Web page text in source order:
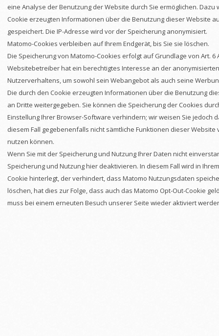
eine Analyse der Benutzung der Website durch Sie ermöglichen.
Cookie erzeugten Informationen über die Benutzung dieser Website
gespeichert. Die IP-Adresse wird vor der Speicherung anonymisiert.
Matomo-Cookies verbleiben auf Ihrem Endgerät, bis Sie sie löschen.
Die Speicherung von Matomo-Cookies erfolgt auf Grundlage von Art. 6
Websitebetreiber hat ein berechtigtes Interesse an der
Nutzerverhaltens, um sowohl sein Webangebot als auch seine
Die durch den Cookie erzeugten Informationen über die Benutzung
an Dritte weitergegeben. Sie können die Speicherung der Cookies
Einstellung Ihrer Browser-Software verhindern; wir weisen Sie jedoch
diesem Fall gegebenenfalls nicht sämtliche Funktionen dieser
nutzen können.
Wenn Sie mit der Speicherung und Nutzung Ihrer Daten nicht
Speicherung und Nutzung hier deaktivieren. In diesem Fall wird in
Cookie hinterlegt, der verhindert, dass Matomo Nutzungsdaten
löschen, hat dies zur Folge, dass auch das Matomo Opt-Out-Cookie
muss bei einem erneuten Besuch unserer Seite wieder aktiviert